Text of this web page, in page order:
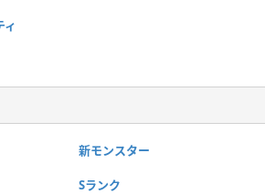
ィ
新モンスター
Sランク